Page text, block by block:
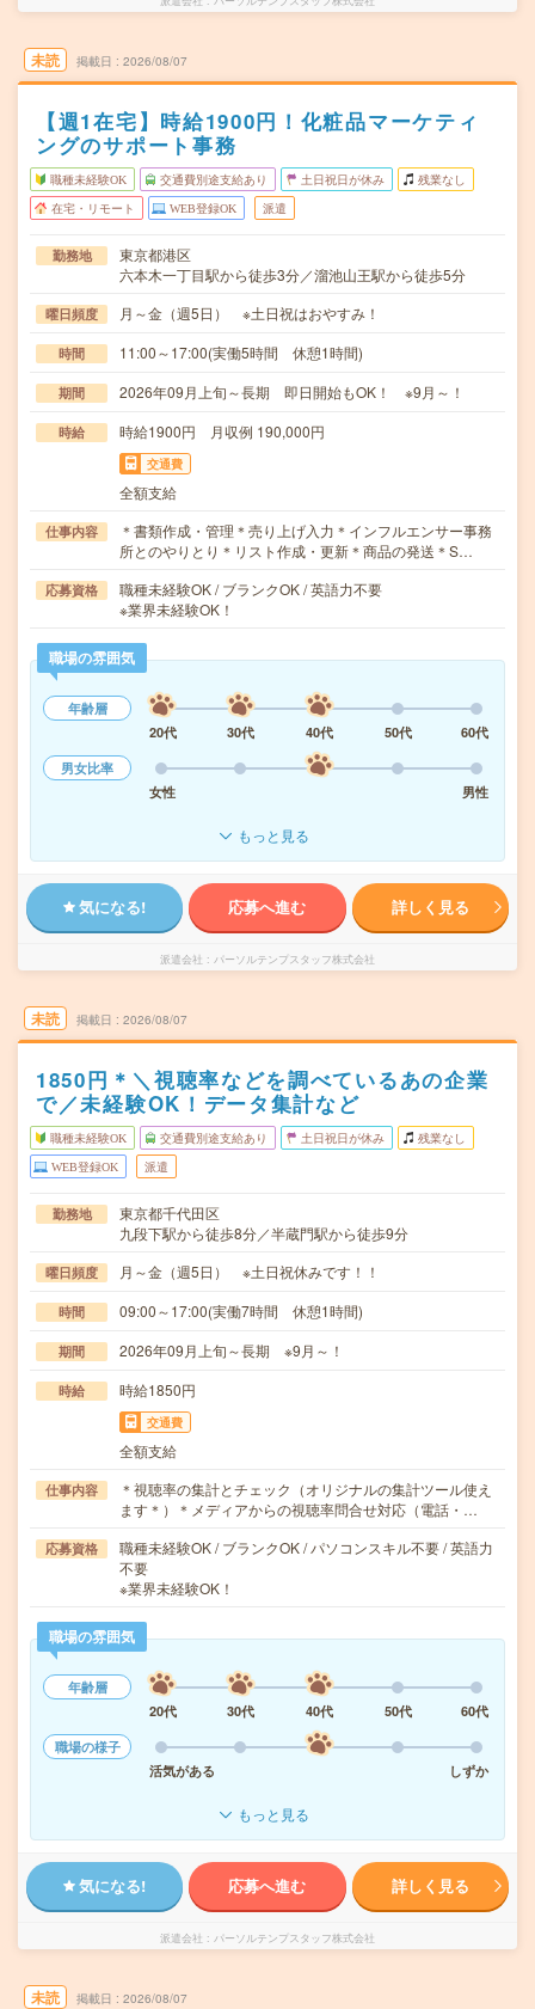
未読 掲載日 2026/08/07
【週1在宅】時給1900円！化粧品マーケティ
ングのサポート事務
職種未経験OK 交通費別途支給あり 土日祝日が休み 残業なし
在宅・リモート WEB登録OK 派遣
勤務地
東京都港区
六本木一丁目駅から徒歩3分／溜池山王駅から徒歩5分
曜日頻度 月～金（週5日） ※土日祝はおやすみ！
時間 11:00～17:00(実働5時間 休憩1時間)
期間 2026年09月上旬～長期 即日開始もOK！ ※9月～！
時給 時給1900円 月収例 190,000円
交通費
全額支給
仕事内容
＊書類作成・管理＊売り上げ入力＊インフルエンサー事務
所とのやりとり＊リスト作成・更新＊商品の発送＊S…
応募資格
職種未経験OK / ブランクOK / 英語力不要
※業界未経験OK！
職場の雰囲気
年齢層
20代
30代 40代 50代
60代
男女比率
女性
男性
もっと見る
気になる! 応募へ進む 詳しく見る
派遣会社 パーソルテンプスタッフ株式会社
未読 掲載日 2026/08/07
1850円＊＼視聴率などを調べているあの企業
で／未経験OK！データ集計など
職種未経験OK 交通費別途支給あり 土日祝日が休み 残業なし
WEB登録OK 派遣
勤務地
東京都千代田区
九段下駅から徒歩8分／半蔵門駅から徒歩9分
曜日頻度 月～金（週5日） ※土日祝休みです！！
時間 09:00～17:00(実働7時間 休憩1時間)
期間 2026年09月上旬～長期 ※9月～！
時給 時給1850円
交通費
全額支給
仕事内容
＊視聴率の集計とチェック（オリジナルの集計ツール使え
ます＊）＊メディアからの視聴率問合せ対応（電話・…
応募資格
職種未経験OK / ブランクOK / パソコンスキル不要 / 英語力
不要
※業界未経験OK！
職場の雰囲気
年齢層
20代
30代 40代 50代
60代
職場の様子
活気がある
しずか
もっと見る
気になる! 応募へ進む 詳しく見る
派遣会社 パーソルテンプスタッフ株式会社
未読 掲載日 2026/08/07